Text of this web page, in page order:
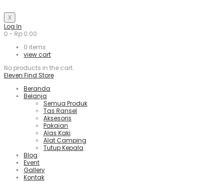
X
Log In
0 - Rp 0.00
0 items
view cart
No products in the cart.
Eleven Find Store
Beranda
Belanja
Semua Produk
Tas Ransel
Aksesoris
Pakaian
Alas Kaki
Alat Camping
Tutup Kepala
Blog
Event
Gallery
Kontak